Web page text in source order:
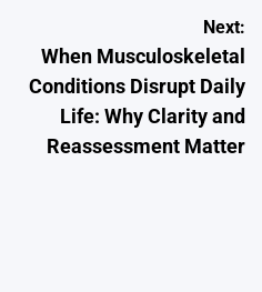
Next:
When Musculoskeletal
Conditions Disrupt Daily
Life: Why Clarity and
Reassessment Matter